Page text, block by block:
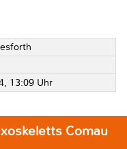
13:09 Uhr
Comau